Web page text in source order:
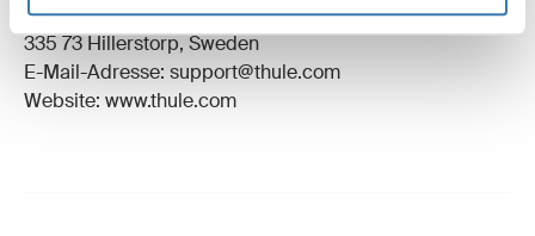
Adresse des Herstellers: Borggatan 5,
335 73 Hillerstorp, Sweden
E-Mail-Adresse: support@thule.com
Website: www.thule.com